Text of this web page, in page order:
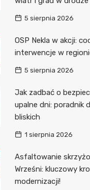
5 sierpnia 2026
OSP Nekla w akcji:
interwencje w
5 sierpnia 2026
Jak zadbać o
upalne dni: poradnik
bliskich
1 sierpnia 2026
Asfaltowanie
Wrześni: kluczowy
modernizacji!